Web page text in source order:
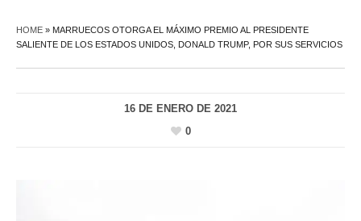
HOME » MARRUECOS OTORGA EL MÁXIMO PREMIO AL PRESIDENTE
SALIENTE DE LOS ESTADOS UNIDOS, DONALD TRUMP, POR SUS SERVICIOS
16 DE ENERO DE 2021
0